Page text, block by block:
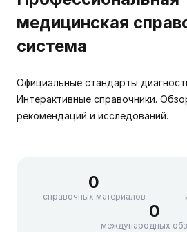
медицинская
система
Официальные стандарты
Интерактивные справочники.
рекомендаций и исследований.
0
справочных материалов
0
международных